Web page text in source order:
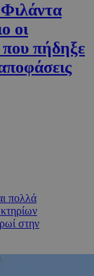
οι
πήδηξε
πολλά
στην